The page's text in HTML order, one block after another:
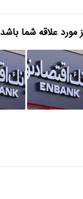
مورد علاقه شما باشد